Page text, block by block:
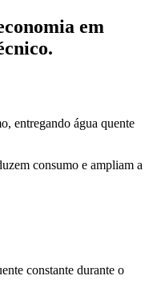
em
entregando água quente
consumo e ampliam a
constante durante o